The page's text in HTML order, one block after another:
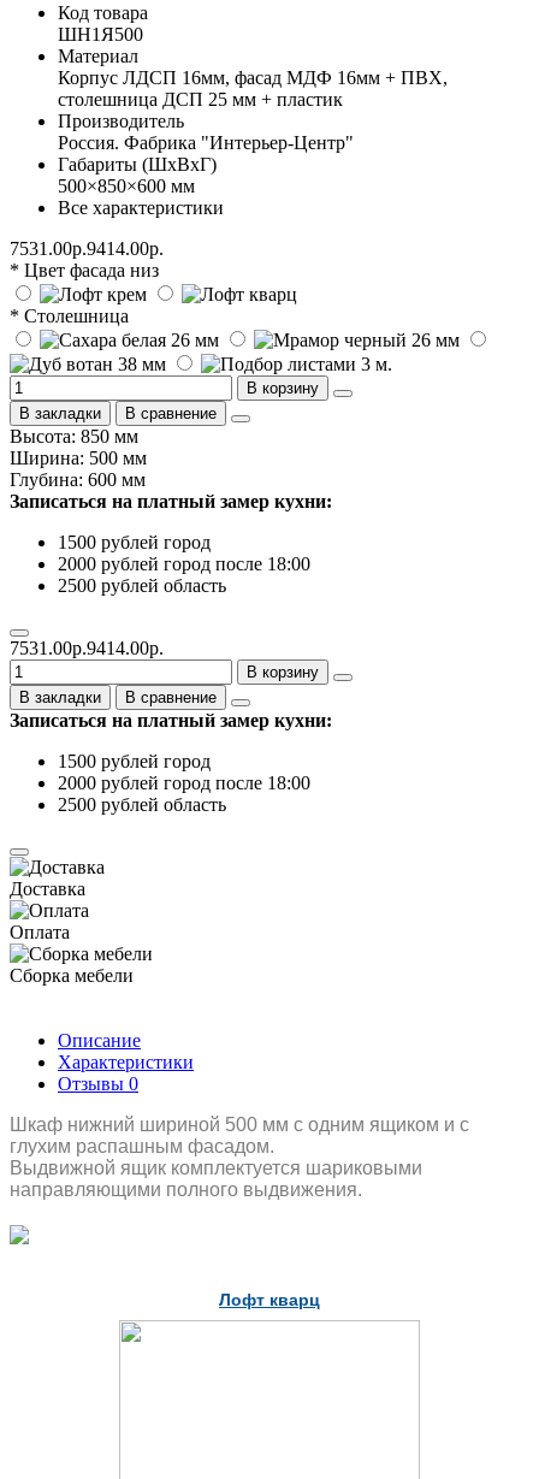
Код товара
ШН1Я500
Материал
Корпус ЛДСП 16мм, фасад МДФ 16мм + ПВХ,
столешница ДСП 25 мм + пластик
Производитель
Россия. Фабрика "Интерьер-Центр"
Габариты (ШхВхГ)
500×850×600 мм
Все характеристики
7531.00р.9414.00р.
* Цвет фасада низ
* Столешница
В корзину
В закладки
В сравнение
Высота: 850 мм
Ширина: 500 мм
Глубина: 600 мм
Записаться на платный замер кухни:
1500 рублей город
2000 рублей город после 18:00
2500 рублей область
7531.00р.9414.00р.
В корзину
В закладки
В сравнение
Записаться на платный замер кухни:
1500 рублей город
2000 рублей город после 18:00
2500 рублей область
Доставка
Оплата
Сборка мебели
Описание
Характеристики
Отзывы 0
Шкаф нижний шириной 500 мм с одним ящиком и с
глухим распашным фасадом.
Выдвижной ящик комплектуется шариковыми
направляющими полного выдвижения.
Лофт кварц